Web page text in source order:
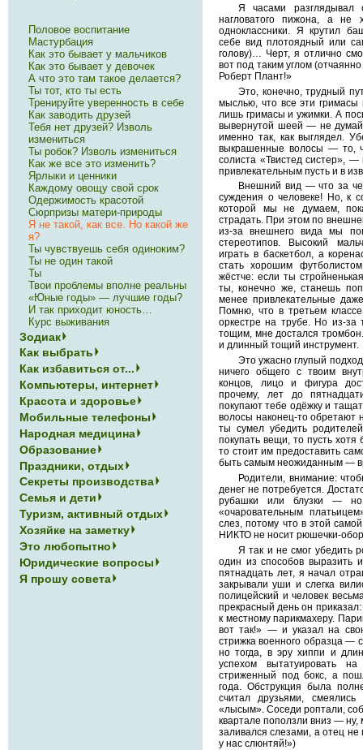
Я часами разглядывал
нагловатого пижона, а не
одноклассники. Я крутил
себе вид плотоядный или
голову)… Черт, я отлично
вот под таким углом
Роберт Плант!»
Это, конечно, трудный
мыслью, что все эти
лишь гримасы и ужимки. А
вывернутой шеей — не
именно так, как выглядел.
выкрашенные волосы — то,
солиста «Твистед систер»,
привлекательным пусть и в
Внешний вид — что за
суждения о человеке! Но, к
которой мы не думаем,
страдать. При этом по
из-за внешнего вида мы
стереотипов. Высокий
играть в баскетбол, а
стать хорошим
жёстче: если ты
ты, конечно же, станешь
менее привлекательные
Помню, что в третьем
оркестре на трубе. Но из-
тощим, мне достался
и длинный тощий инструмент.
Это ужасно глупый
ничего общего с твоим
концов, лицо и фигура
прочему, лет до
покупают тебе одёжку и тащат
волосы наконец-то обретают
ты сумел убедить
покупать вещи, то пусть
то стоит им предоставить
быть самым неожиданным —
Родители, внимание:
денег не потребуется.
рубашки или блузки —
«очаровательным
слез, потому что в этой
НИКТО не носит рюшечки-
Я так и не смог убедить
один из способов выразить
пятнадцать лет, я начал
закрывали уши и слегка
полицейский и человек
прекрасный день он
к местному парикмахеру.
вот так!» — и указал на
стрижка военного образца —
но тогда, в эру хиппи и
успехом
стриженный под бокс, а
года. Обструкция была
считал друзьями,
«лысым». Соседи роптали,
квартале поползли вниз — ну,
заливался слезами, а отец
у нас слюнтяй!»)
Половое воспитание
Мастурбация
Как это бывает у мальчиков
Как это бывает у девочек
А что это там такое делается?
Ты тот, кто ты есть
Тренируйте уверенность в себе
Как заводить друзей
Тебя нет друзей? Изволь
измениться
Ты робок? Изволь измениться
Как же все это изменить?
Ярлыки и ценники
Каждому овощу свой срок
Одержимость красотой
Сюрпризы матери-природы
Я не такой, как все. Но какой же
я?
Ты чувствуешь себя одиноким?
Ты не один такой
Ты
Твои проблемы вполне реальны
«Юные годы» — лучшие годы?
И так приходит юность…
Курс выживания
Зодиак
Как выбрать
Как избавиться от...
Компьютеры, интернет
Красота и здоровье
Мобильные телефоны
Народная медицина
Образование
Праздники, отдых
Секреты производства
Семья и дети
Туризм, активный отдых
Хозяйке на заметку
Это любопытно
Юридические вопросы
Я прошу совета